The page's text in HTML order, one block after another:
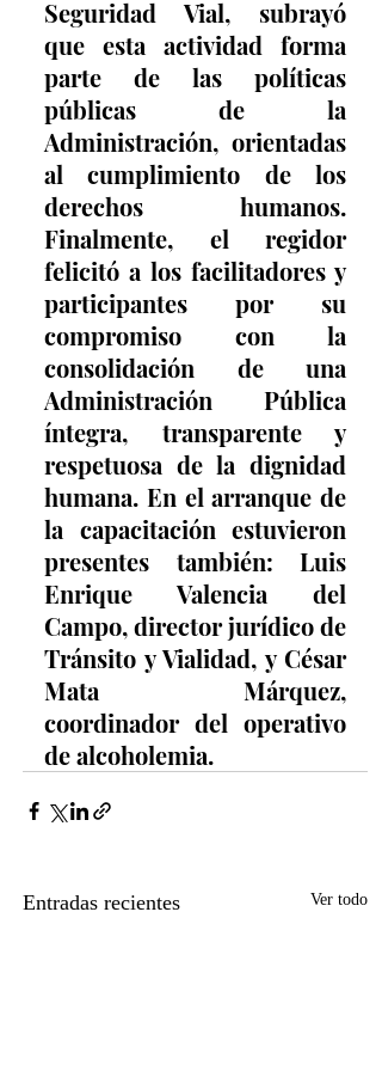
Seguridad Vial, subrayó
que esta actividad forma
parte de las políticas
públicas de la
Administración, orientadas
al cumplimiento de los
derechos humanos.
Finalmente, el regidor
felicitó a los facilitadores y
participantes por su
compromiso con la
consolidación de una
Administración Pública
íntegra, transparente y
respetuosa de la dignidad
humana. En el arranque de
la capacitación estuvieron
presentes también: Luis
Enrique Valencia del
Campo, director jurídico de
Tránsito y Vialidad, y César
Mata Márquez,
coordinador del operativo
de alcoholemia.
Entradas recientes Ver todo